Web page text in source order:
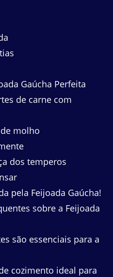
Gaúcha Perfeita
de carne com
molho
dos temperos
pela Feijoada Gaúcha!
sobre a Feijoada
são essenciais para a
cozimento ideal para